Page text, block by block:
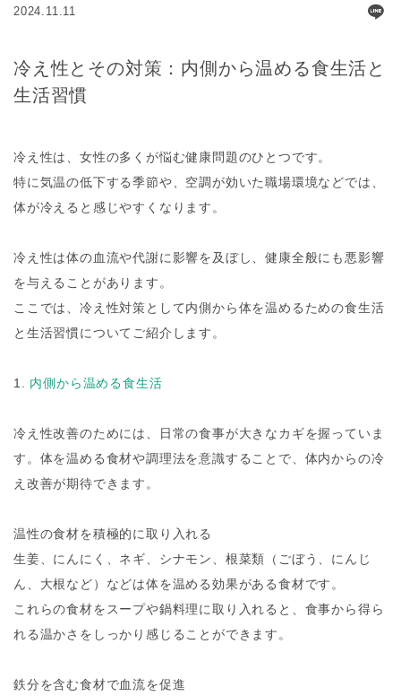
2024.11.11
冷え性とその対策：内側から温める食生活と
生活習慣
冷え性は、女性の多くが悩む健康問題のひとつです。
特に気温の低下する季節や、空調が効いた職場環境などでは、
体が冷えると感じやすくなります。
冷え性は体の血流や代謝に影響を及ぼし、健康全般にも悪影響
を与えることがあります。
ここでは、冷え性対策として内側から体を温めるための食生活
と生活習慣についてご紹介します。
1. 内側から温める食生活
冷え性改善のためには、日常の食事が大きなカギを握っていま
す。体を温める食材や調理法を意識することで、体内からの冷
え改善が期待できます。
温性の食材を積極的に取り入れる
生姜、にんにく、ネギ、シナモン、根菜類（ごぼう、にんじ
ん、大根など）などは体を温める効果がある食材です。
これらの食材をスープや鍋料理に取り入れると、食事から得ら
れる温かさをしっかり感じることができます。
鉄分を含む食材で血流を促進